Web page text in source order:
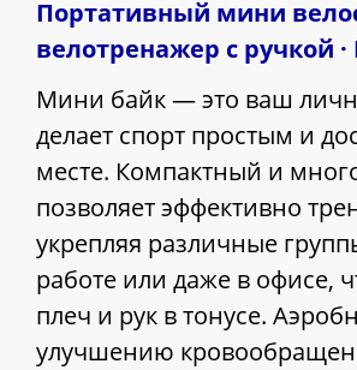
Портативный мини
велотренажер с ручкой
Мини байк — это ваш
делает спорт простым и
месте. Компактный и
позволяет эффективно
укрепляя различные
работе или даже в офисе,
плеч и рук в тонусе.
улучшению